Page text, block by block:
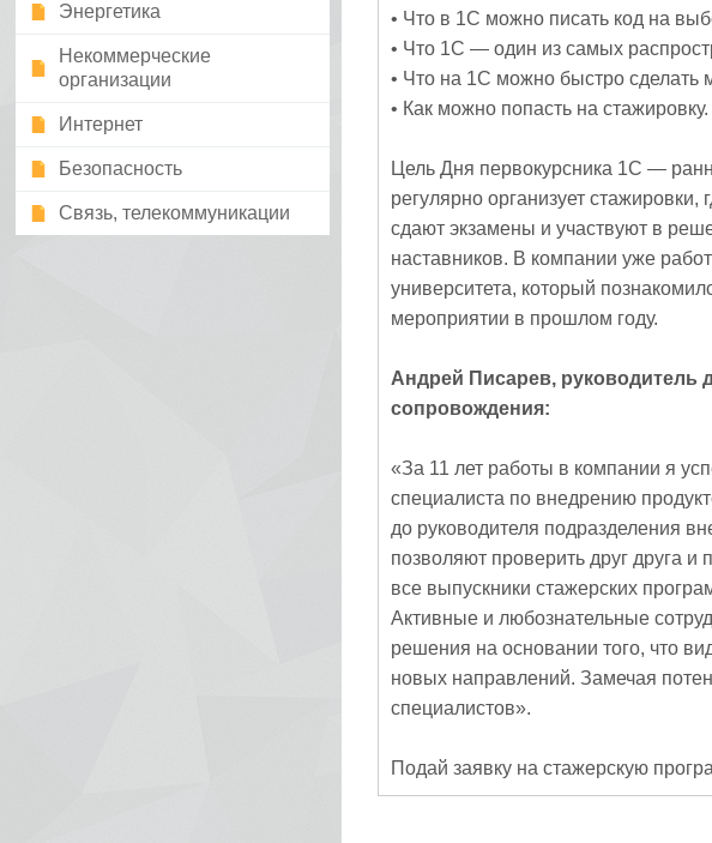
Энергетика
Некоммерческие
организации
Интернет
Безопасность
Связь, телекоммуникации
• Что в 1С можно писать код на
• Что 1С — один из самых
• Что на 1С можно быстро сделать
• Как можно попасть на стажировку.
Цель Дня первокурсника 1С —
регулярно организует стажировки,
сдают экзамены и участвуют в
наставников. В компании уже
университета, который
мероприятии в прошлом году.
Андрей Писарев, руководитель
сопровождения:
«За 11 лет работы в компании я
специалиста по внедрению
до руководителя подразделения
позволяют проверить друг друга и
все выпускники стажерских
Активные и любознательные
решения на основании того, что
новых направлений. Замечая
специалистов».
Подай заявку на стажерскую